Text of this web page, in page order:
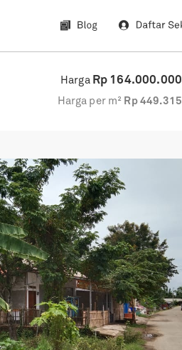
Harga Rp 164.000.000
Harga per m² Rp 449.315